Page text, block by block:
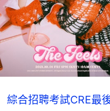
綜合招聘考試CRE最